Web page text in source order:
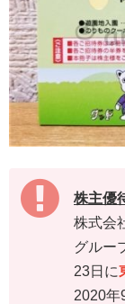
株主優
株式会
グルー
23日に
2020年